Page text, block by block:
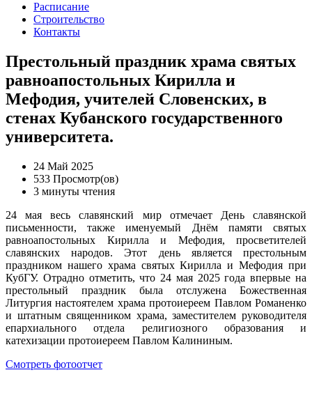
Расписание
Строительство
Контакты
Престольный праздник храма святых
равноапостольных Кирилла и
Мефодия, учителей Словенских, в
стенах Кубанского государственного
университета.
24 Май 2025
533 Просмотр(ов)
3 минуты чтения
24 мая весь славянский мир отмечает День славянской
письменности, также именуемый Днём памяти святых
равноапостольных Кирилла и Мефодия, просветителей
славянских народов. Этот день является престольным
праздником нашего храма святых Кирилла и Мефодия при
КубГУ. Отрадно отметить, что 24 мая 2025 года впервые на
престольный праздник была отслужена Божественная
Литургия настоятелем храма протоиереем Павлом Романенко
и штатным священником храма, заместителем руководителя
епархиального отдела религиозного образования и
катехизации протоиереем Павлом Калининым.
Смотреть фотоотчет